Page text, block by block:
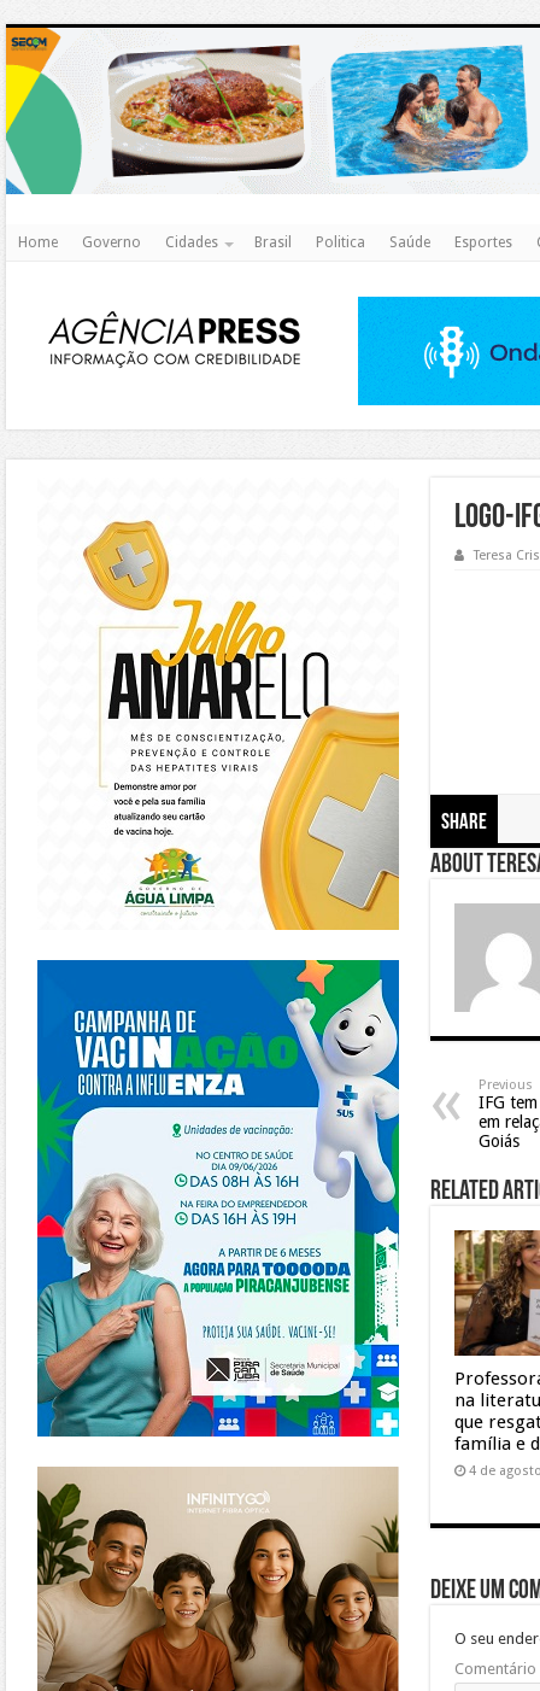
Home Governo Cidades Brasil Politica Saúde Esportes
logo-
Teresa
Share
About
Previous
IFG
em
Goiás
Related
na
que
família e
4 de
Deixe um
O seu
Comentário
https://piracanjuba.go.gov.br/
https://www.infinitygo.com.br/